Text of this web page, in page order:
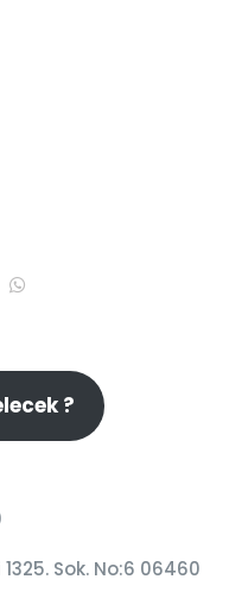
?
Sok. No:6 06460